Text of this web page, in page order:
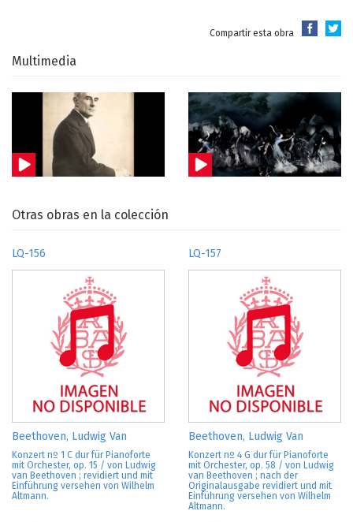
Compartir esta obra
Multimedia
Otras obras en la colección
LQ-156
Beethoven, Ludwig Van
Konzert nº 1 C dur für Pianoforte
mit Orchester, op. 15 / von Ludwig
van Beethoven ; revidiert und mit
Einführung versehen von Wilhelm
Altmann.
LQ-157
Beethoven, Ludwig Van
Konzert nº 4 G dur für Pianoforte
mit Orchester, op. 58 / von Ludwig
van Beethoven ; nach der
Originalausgabe revidiert und mit
Einführung versehen von Wilhelm
Altmann.